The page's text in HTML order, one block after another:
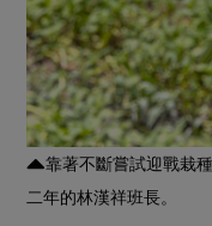
靠著不斷嘗試迎戰栽
二年的林漢祥班長。